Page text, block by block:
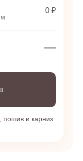
0 ₽
—
пошив и карниз